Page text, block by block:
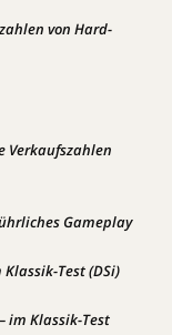
von Hard-
Verkaufszahlen
Gameplay
Klassik-Test (DSi)
im Klassik-Test